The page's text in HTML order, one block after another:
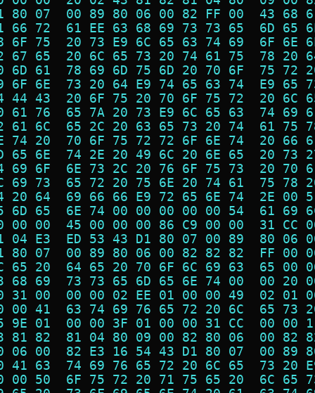
80 07  00 89 80 06 00 82 FF 00  43
66 72  61 EE 63 68 69 73 73 65  6D
6F 75  20 73 E9 6C 65 63 74 69  6F
67 65  20 6C 65 73 20 74 61 75  78
6D 61  78 69 6D 75 6D 20 70 6F  75
6F 6E  73 20 64 E9 74 65 63 74  E9
44 43  20 6F 75 20 70 6F 75 72  20
61 76  65 7A 20 73 E9 6C 65 63  74
61 6C  65 2C 20 63 65 73 20 74  61
74 20  70 6F 75 72 72 6F 6E 74  20
65 6E  74 2E 20 49 6C 20 6E 65  20
69 6F  6E 73 2C 20 76 6F 75 73  20
69 73  65 72 20 75 6E 20 74 61  75
20 64  69 66 66 E9 72 65 6E 74  2E
6D 65  6E 74 00 00 00 00 00 54  61
00 00  45 00 00 00 86 C9 00 00  31
04 E3  ED 53 43 D1 80 07 00 89  80
80 07  00 89 80 06 00 82 82 82  FF
65 20  64 65 20 70 6F 6C 69 63  65
68 69  73 73 65 6D 65 6E 74 00  00
31 00  00 00 02 EE 01 00 00 49  02
00 41  63 74 69 76 65 72 20 6C  65
9E 01  00 00 3F 01 00 00 31 CC  00
81 82  81 04 80 09 00 82 80 06  00
06 00  82 E3 16 54 43 D1 80 07  00
41 63  74 69 76 65 72 20 6C 65  73
00 50  6F 75 72 20 71 75 65 20  6C